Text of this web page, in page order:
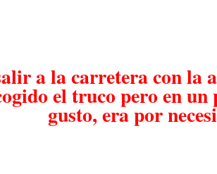
a la carretera con la
el truco pero en
gusto, era por